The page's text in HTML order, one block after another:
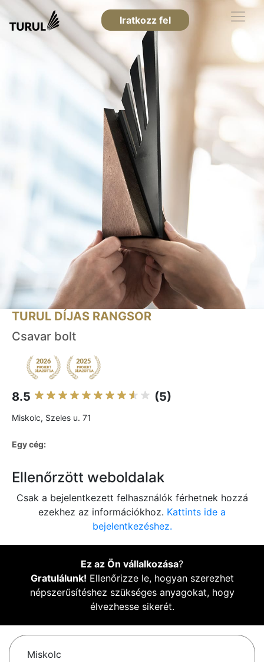
Iratkozz fel
TURUL DÍJAS RANGSOR
Csavar bolt
8.5 (5)
Miskolc, Szeles u. 71
Egy cég:
Ellenőrzött weboldalak
Csak a bejelentkezett felhasználók férhetnek hozzá
ezekhez az információkhoz. Kattints ide a
bejelentkezéshez.
Ez az Ön vállalkozása?
Gratulálunk! Ellenőrizze le, hogyan szerezhet
népszerűsítéshez szükséges anyagokat, hogy
élvezhesse sikerét.
Miskolc